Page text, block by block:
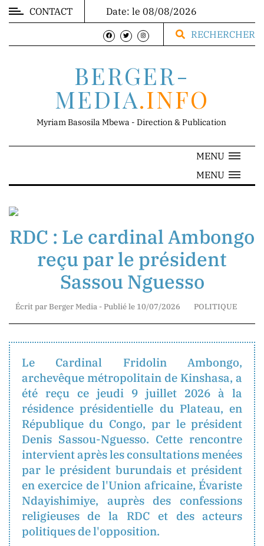
DIRECTION
Franck
Direction
Marie
Mbunga
Madame
Myriam
Basosila
Mbewa
Rédaction
Publication
CONTACT
CONTACT
Date: le 08/08/2026
RECHERCHER
BERGER-
MEDIA.INFO
Myriam Basosila Mbewa - Direction & Publication
MENU
MENU
RDC : Le cardinal Ambongo
reçu par le président
Sassou Nguesso
Écrit par Berger Media - Publié le 10/07/2026 POLITIQUE
Le Cardinal Fridolin Ambongo,
archevêque métropolitain de Kinshasa, a
été reçu ce jeudi 9 juillet 2026 à la
résidence présidentielle du Plateau, en
République du Congo, par le président
Denis Sassou-Nguesso. Cette rencontre
intervient après les consultations menées
par le président burundais et président
en exercice de l'Union africaine, Évariste
Ndayishimiye, auprès des confessions
religieuses de la RDC et des acteurs
politiques de l'opposition.